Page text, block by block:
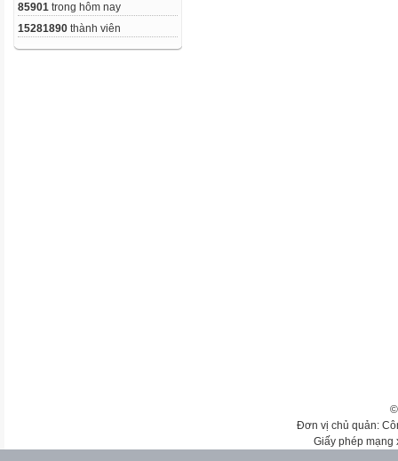
85901 trong hôm nay
15281890 thành viên
Đơn vị chủ quản:
Giấy phép mạng